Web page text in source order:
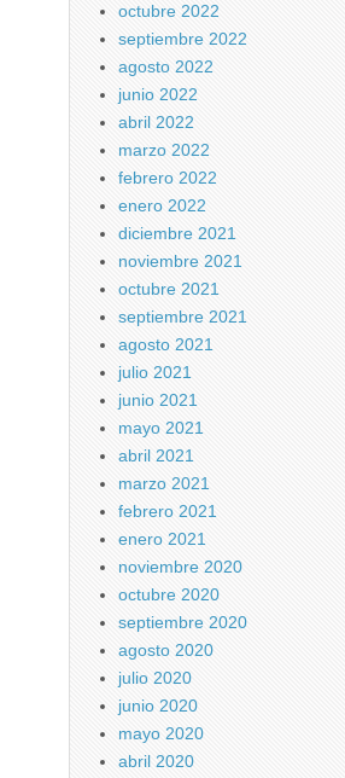
octubre 2022
septiembre 2022
agosto 2022
junio 2022
abril 2022
marzo 2022
febrero 2022
enero 2022
diciembre 2021
noviembre 2021
octubre 2021
septiembre 2021
agosto 2021
julio 2021
junio 2021
mayo 2021
abril 2021
marzo 2021
febrero 2021
enero 2021
noviembre 2020
octubre 2020
septiembre 2020
agosto 2020
julio 2020
junio 2020
mayo 2020
abril 2020